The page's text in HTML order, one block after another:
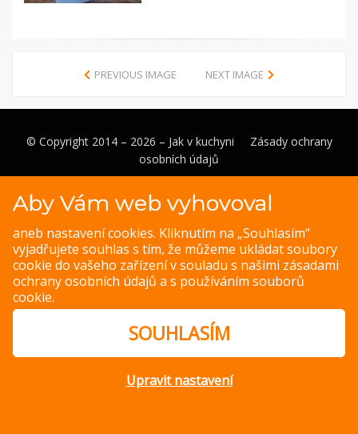
PREVIOUS IMAGE NEXT IMAGE
© Copyright 2014 – 2026 – Jak v kuchyni
Zásady ochrany
osobních údajů
Magazine WordPress Themesby DesignOrbital
Aby Vám web vyhovoval
aneb nastavení cookies. Kliknutím na „Souhlasím“
vyjadřujete souhlas s tím, že můžeme ukládat soubory
cookie do vašeho zařízení v souladu s našimi zásadami
ochrany osobních údajů a s používáním souborů
cookie.
SOUHLASÍM
Upravit nastavení